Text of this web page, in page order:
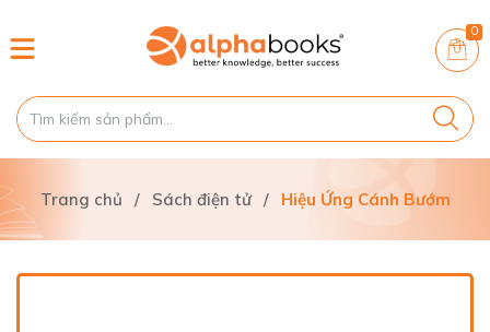
0
Trang chủ / Sách điện tử / Hiệu Ứng Cánh Bướm